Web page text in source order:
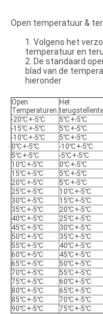
Open temperatuur &
1. Volgens het
temperatuur en
2. De standaard
blad van de
hieronder
Open
Temperaturen.
Het
-20℃+-5℃
5℃+-5℃
-15℃+-5℃
5℃+-5℃
-10℃+-5℃
5℃+-5℃
0℃+-5℃
-10℃+-5℃
5℃+-5℃
-5℃+-5℃
10℃+-5℃
0℃+-5℃
15℃+-5℃
5℃+-5℃
20℃+-5℃
5℃+-5℃
25℃+-5℃
10℃+-5℃
30℃+-5℃
15℃+-5℃
35℃+-5℃
20℃+-5℃
40℃+-5℃
25℃+-5℃
45℃+-5℃
30℃+-5℃
50℃+-5℃
35℃+-5℃
55℃+-5℃
40℃+-5℃
60℃+-5℃
45℃+-5℃
65℃+-5℃
50℃+-5℃
70℃+-5℃
55℃+-5℃
75℃+-5℃
60℃+-5℃
80℃+-5℃
65℃+-5℃
85℃+-5℃
70℃+-5℃
90℃+-5℃
75℃+-5℃